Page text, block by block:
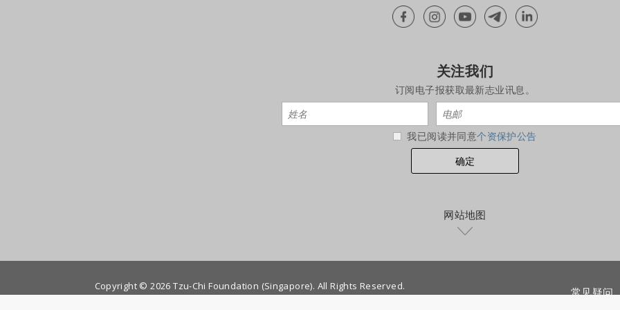
关注我们
订阅电子报获取最新志业讯息。
我已阅读并同意个资保护公告
网站地图
常见疑问
Copyright © 2026 Tzu-Chi Foundation (Singapore). All Rights Reserved.